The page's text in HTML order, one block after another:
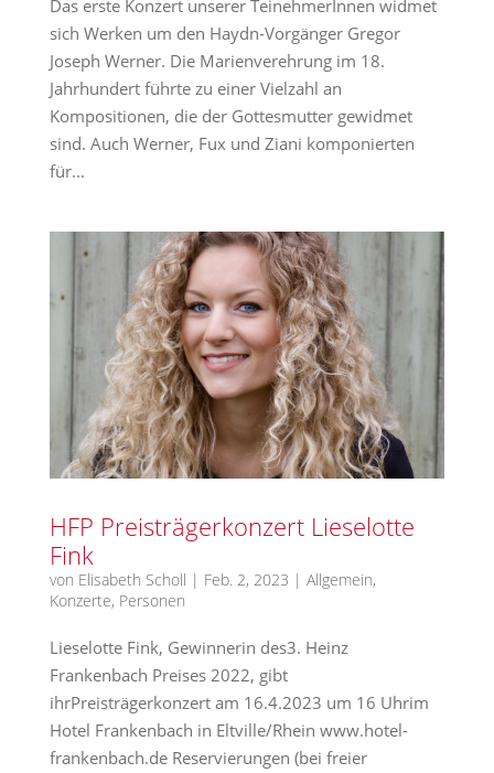
Das erste Konzert unserer TeinehmerInnen widmet
sich Werken um den Haydn-Vorgänger Gregor
Joseph Werner. Die Marienverehrung im 18.
Jahrhundert führte zu einer Vielzahl an
Kompositionen, die der Gottesmutter gewidmet
sind. Auch Werner, Fux und Ziani komponierten
für...
HFP Preisträgerkonzert Lieselotte
Fink
von Elisabeth Scholl | Feb. 2, 2023 | Allgemein,
Konzerte, Personen
Lieselotte Fink, Gewinnerin des3. Heinz
Frankenbach Preises 2022, gibt
ihrPreisträgerkonzert am 16.4.2023 um 16 Uhrim
Hotel Frankenbach in Eltville/Rhein www.hotel-
frankenbach.de Reservierungen (bei freier